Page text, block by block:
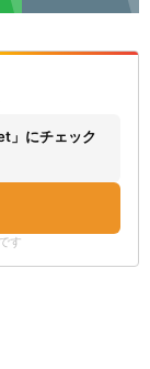
」にチェック
す